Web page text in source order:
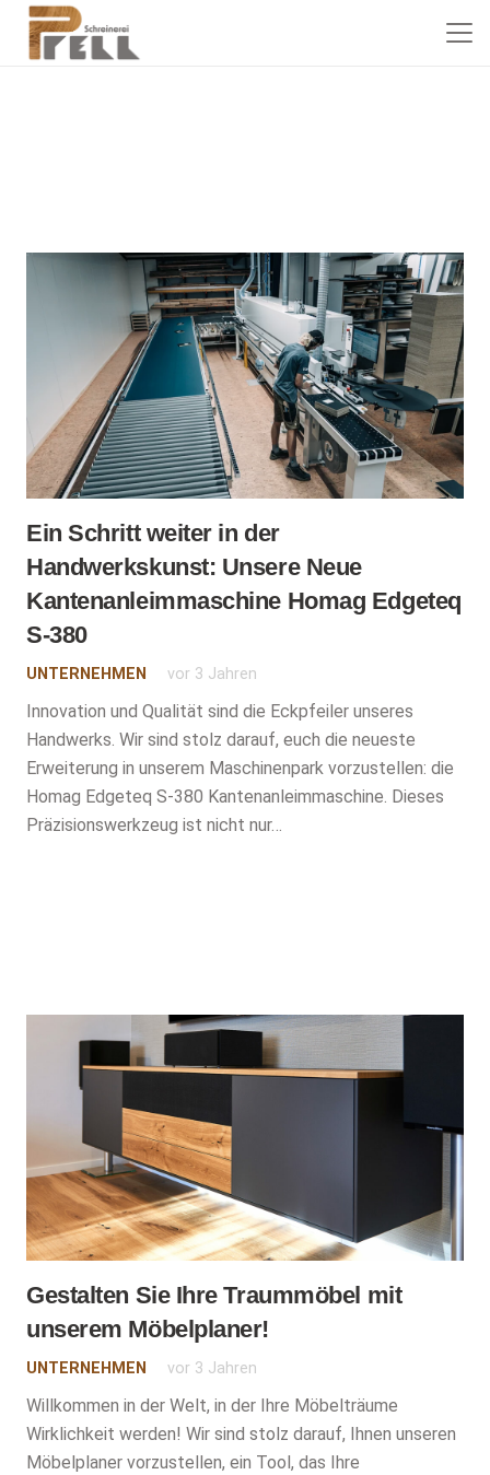
Ein Schritt weiter in der
Handwerkskunst: Unsere Neue
Kantenanleimmaschine Homag Edgeteq
S-380
UNTERNEHMEN vor 3 Jahren
Innovation und Qualität sind die Eckpfeiler unseres
Handwerks. Wir sind stolz darauf, euch die neueste
Erweiterung in unserem Maschinenpark vorzustellen: die
Homag Edgeteq S-380 Kantenanleimmaschine. Dieses
Präzisionswerkzeug ist nicht nur…
Gestalten Sie Ihre Traummöbel mit
unserem Möbelplaner!
UNTERNEHMEN vor 3 Jahren
Willkommen in der Welt, in der Ihre Möbelträume
Wirklichkeit werden! Wir sind stolz darauf, Ihnen unseren
Möbelplaner vorzustellen, ein Tool, das Ihre